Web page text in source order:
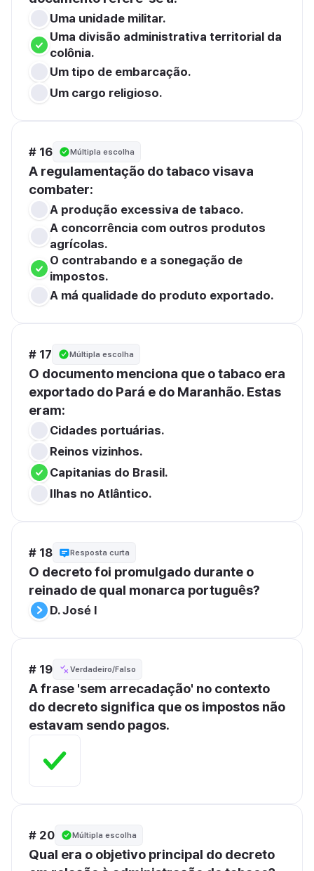
Uma unidade militar.
Uma divisão administrativa territorial da
colônia.
Um tipo de embarcação.
Um cargo religioso.
# 16 Múltipla escolha
A regulamentação do tabaco visava
combater:
A produção excessiva de tabaco.
A concorrência com outros produtos
agrícolas.
O contrabando e a sonegação de
impostos.
A má qualidade do produto exportado.
# 17 Múltipla escolha
O documento menciona que o tabaco era
exportado do Pará e do Maranhão. Estas
eram:
Cidades portuárias.
Reinos vizinhos.
Capitanias do Brasil.
Ilhas no Atlântico.
# 18 Resposta curta
O decreto foi promulgado durante o
reinado de qual monarca português?
D. José I
# 19 Verdadeiro/Falso
A frase 'sem arrecadação' no contexto
do decreto significa que os impostos não
estavam sendo pagos.
# 20 Múltipla escolha
Qual era o objetivo principal do decreto